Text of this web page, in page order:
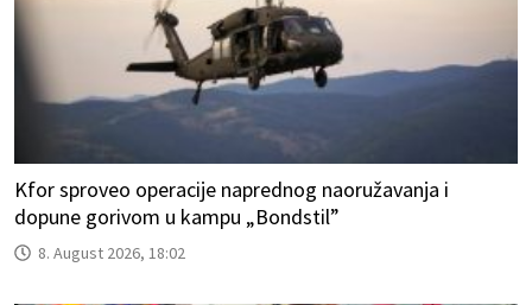
Kfor sproveo operacije naprednog naoružavanja i
dopune gorivom u kampu „Bondstil”
8. August 2026, 18:02